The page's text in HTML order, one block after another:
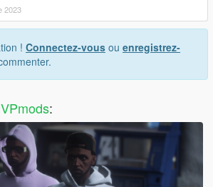
2023
! Connectez-vous ou enregistrez-
: